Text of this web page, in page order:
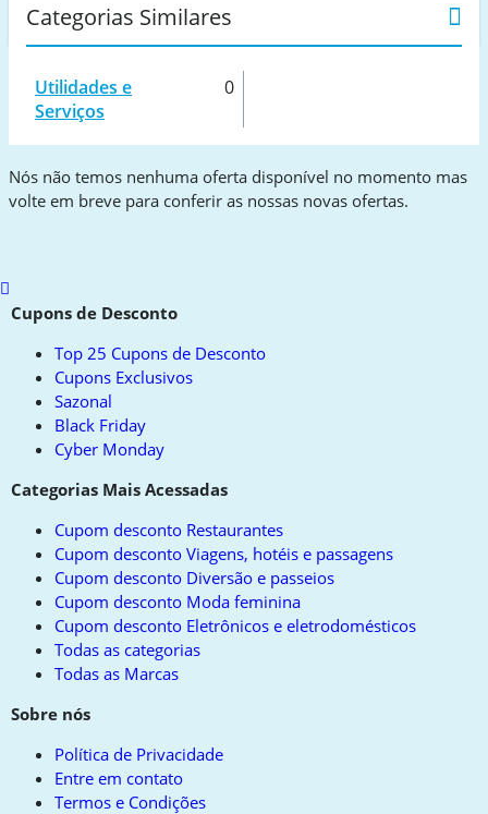
Categorias Similares
Utilidades e
Serviços
0
Nós não temos nenhuma oferta disponível no momento mas
volte em breve para conferir as nossas novas ofertas.
Scroll
toCupons de Desconto
Top 25 Cupons de Desconto
Cupons Exclusivos
Sazonal
Black Friday
Cyber Monday
Categorias Mais Acessadas
Cupom desconto Restaurantes
Cupom desconto Viagens, hotéis e passagens
Cupom desconto Diversão e passeios
Cupom desconto Moda feminina
Cupom desconto Eletrônicos e eletrodomésticos
Todas as categorias
Todas as Marcas
Sobre nós
Política de Privacidade
Entre em contato
Termos e Condições